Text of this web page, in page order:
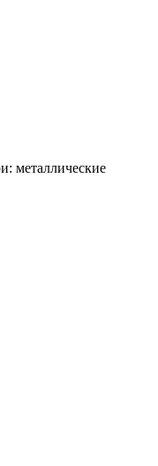
металлические